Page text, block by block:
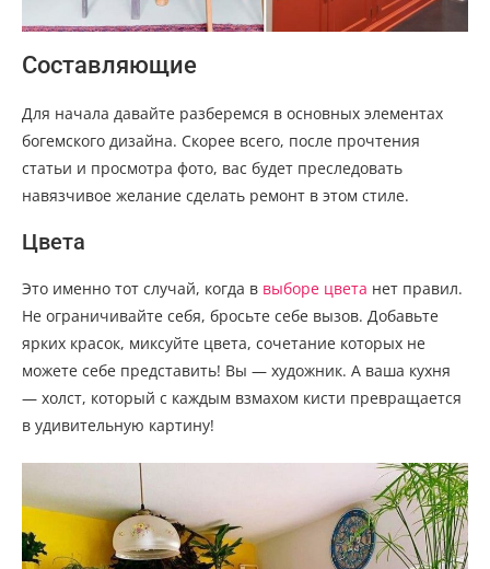
Составляющие
Для начала давайте разберемся в основных элементах
богемского дизайна. Скорее всего, после прочтения
статьи и просмотра фото, вас будет преследовать
навязчивое желание сделать ремонт в этом стиле.
Цвета
Это именно тот случай, когда в выборе цвета нет правил.
Не ограничивайте себя, бросьте себе вызов. Добавьте
ярких красок, миксуйте цвета, сочетание которых не
можете себе представить! Вы — художник. А ваша кухня
— холст, который с каждым взмахом кисти превращается
в удивительную картину!